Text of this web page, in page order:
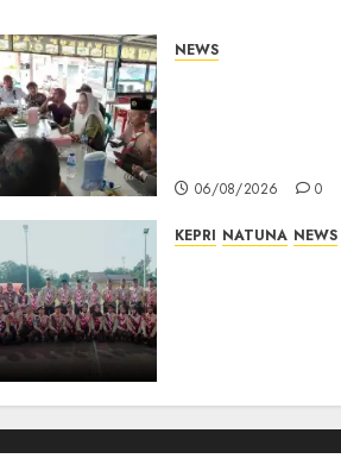
NEWS
06/08/2026 0
KEPRI NATUNA NEWS
06/08/2026 0